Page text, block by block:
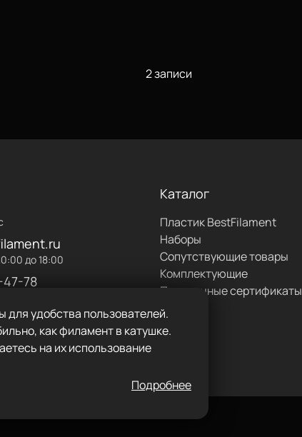
февраля, День Защитника
всех мужчин,
тех, кто служил
2 записи
до 18:00
78
Каталог
Пластик BestFilament
Наборы
Сопутствующие товары
Комплектующие
Подарочные сертификаты
для удобства пользователей.
как филамент в катушке.
на их использование
Подробнее